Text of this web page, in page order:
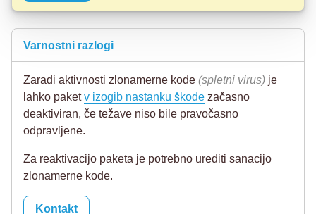
Varnostni razlogi
Zaradi aktivnosti zlonamerne kode (spletni virus) je
lahko paketv izogib nastanku škode začasno
deaktiviran, če težave niso bile pravočasno
odpravljene.
Za reaktivacijo paketa je potrebno urediti sanacijo
zlonamerne kode.
Kontakt